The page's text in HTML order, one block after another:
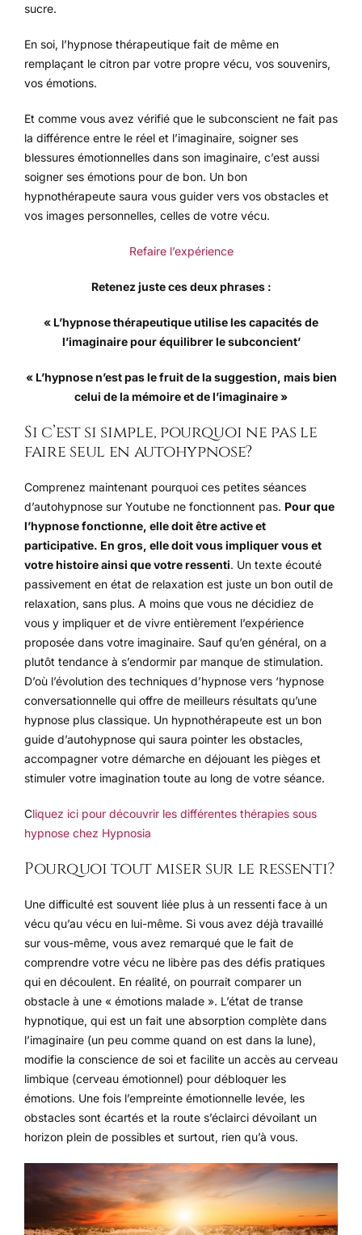
sucre.
En soi, l’hypnose thérapeutique fait de même en
remplaçant le citron par votre propre vécu, vos souvenirs,
vos émotions.
Et comme vous avez vérifié que le subconscient ne fait pas
la différence entre le réel et l’imaginaire, soigner ses
blessures émotionnelles dans son imaginaire, c’est aussi
soigner ses émotions pour de bon. Un bon
hypnothérapeute saura vous guider vers vos obstacles et
vos images personnelles, celles de votre vécu.
Refaire l’expérience
Retenez juste ces deux phrases :
« L’hypnose thérapeutique utilise les capacités de
l’imaginaire pour équilibrer le subconcient’
« L’hypnose n’est pas le fruit de la suggestion, mais bien
celui de la mémoire et de l’imaginaire »
Si c’est si simple, pourquoi ne pas le
faire seul en autohypnose?
Comprenez maintenant pourquoi ces petites séances
d’autohypnose sur Youtube ne fonctionnent pas. Pour que
l’hypnose fonctionne, elle doit être active et
participative. En gros, elle doit vous impliquer vous et
votre histoire ainsi que votre ressenti. Un texte écouté
passivement en état de relaxation est juste un bon outil de
relaxation, sans plus. A moins que vous ne décidiez de
vous y impliquer et de vivre entièrement l’expérience
proposée dans votre imaginaire. Sauf qu’en général, on a
plutôt tendance à s’endormir par manque de stimulation.
D’où l’évolution des techniques d’hypnose vers ‘hypnose
conversationnelle qui offre de meilleurs résultats qu’une
hypnose plus classique. Un hypnothérapeute est un bon
guide d’autohypnose qui saura pointer les obstacles,
accompagner votre démarche en déjouant les pièges et
stimuler votre imagination toute au long de votre séance.
Cliquez ici pour découvrir les différentes thérapies sous
hypnose chez Hypnosia
Pourquoi tout miser sur le ressenti?
Une difficulté est souvent liée plus à un ressenti face à un
vécu qu’au vécu en lui-même. Si vous avez déjà travaillé
sur vous-même, vous avez remarqué que le fait de
comprendre votre vécu ne libère pas des défis pratiques
qui en découlent. En réalité, on pourrait comparer un
obstacle à une « émotions malade ». L’état de transe
hypnotique, qui est un fait une absorption complète dans
l’imaginaire (un peu comme quand on est dans la lune),
modifie la conscience de soi et facilite un accès au cerveau
limbique (cerveau émotionnel) pour débloquer les
émotions. Une fois l’empreinte émotionnelle levée, les
obstacles sont écartés et la route s’éclairci dévoilant un
horizon plein de possibles et surtout, rien qu’à vous.